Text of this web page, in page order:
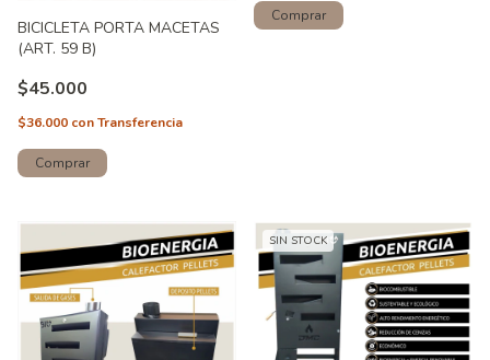
BICICLETA PORTA MACETAS
(ART. 59 B)
$45.000
$36.000 conTransferencia
SIN STOCK